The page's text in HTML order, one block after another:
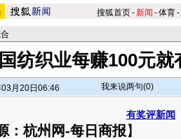
搜狐首页-新闻 -体育-
纺织业每赚100元
月20日06:46 我来说两句(0)
有奖评新闻
：杭州网-每日商报】